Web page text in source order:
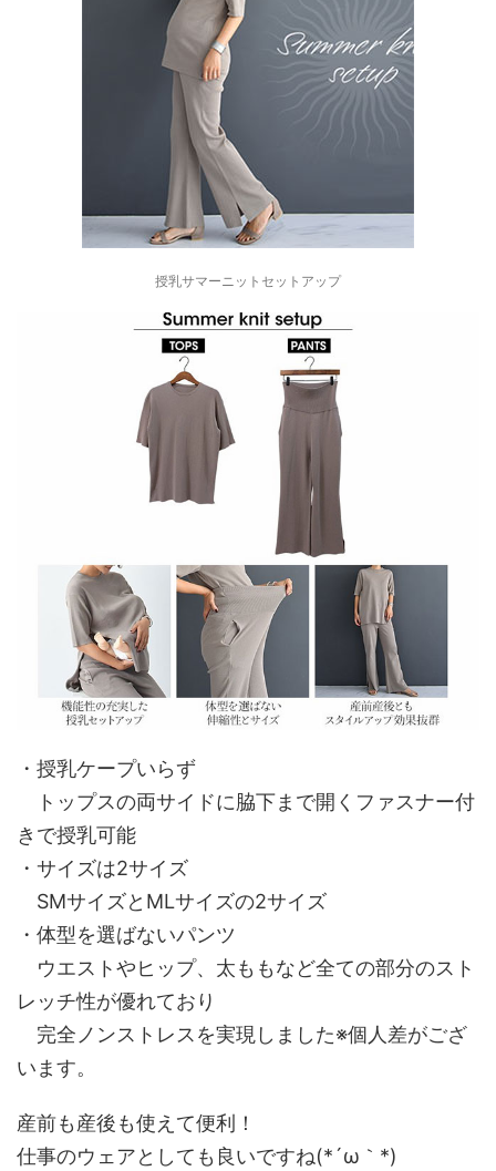
授乳サマーニットセットアップ
・授乳ケープいらず
トップスの両サイドに脇下まで開くファスナー付
きで授乳可能
・サイズは2サイズ
SMサイズとMLサイズの2サイズ
・体型を選ばないパンツ
ウエストやヒップ、太ももなど全ての部分のスト
レッチ性が優れており
完全ノンストレスを実現しました※個人差がござ
います。
産前も産後も使えて便利！
仕事のウェアとしても良いですね(*´ω｀*)